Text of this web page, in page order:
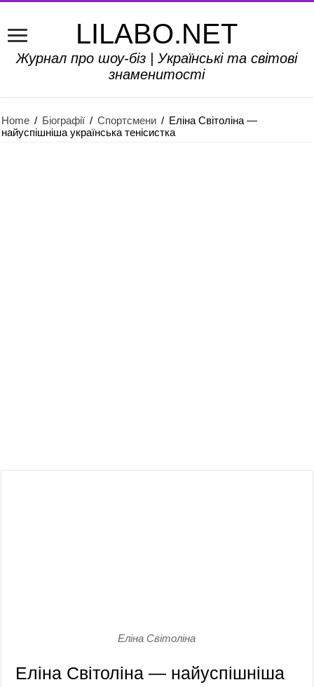
LILABO.NET
Журнал про шоу-біз | Українські та світові
знаменитості
Home / Біографії / Спортсмени / Еліна Світоліна —
найуспішніша українська тенісистка
Еліна Світоліна
Еліна Світоліна — найуспішніша